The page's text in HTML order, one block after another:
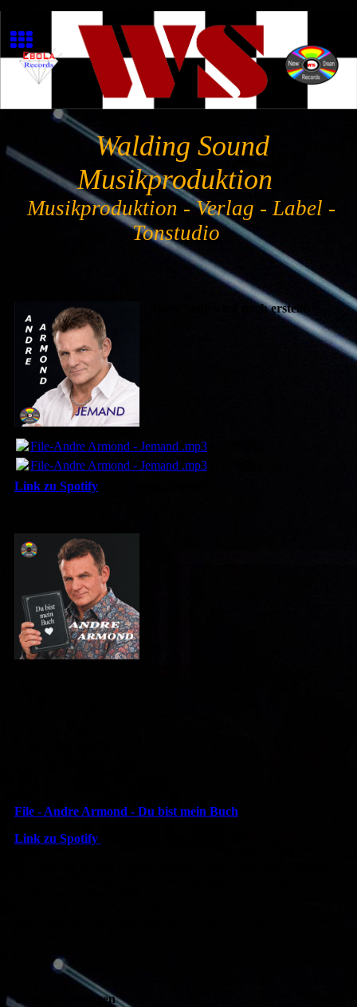
Walding Sound
Musikproduktion
Musikproduktion - Verlag - Label -
Tonstudio
Diese Seite wird noch erstellt.
File-Andre Armond - Jemand .mp3(1.53MB)
File-Andre Armond - Jemand .mp3(1.53MB)
Link zu Spotify(Streaming -Jemand)
File - Andre Armond - Du bist mein Buch
Link zu Spotify
Unsere Leistungen